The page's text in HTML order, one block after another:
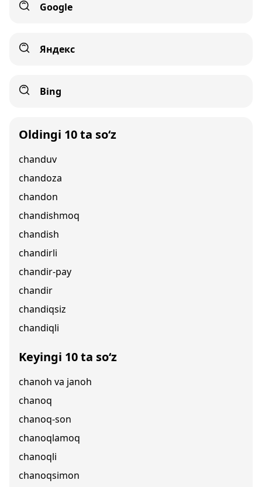
Google
Яндекс
Bing
Oldingi 10 ta so‘z
chanduv
chandoza
chandon
chandishmoq
chandish
chandirli
chandir-pay
chandir
chandiqsiz
chandiqli
Keyingi 10 ta so‘z
chanoh va janoh
chanoq
chanoq-son
chanoqlamoq
chanoqli
chanoqsimon